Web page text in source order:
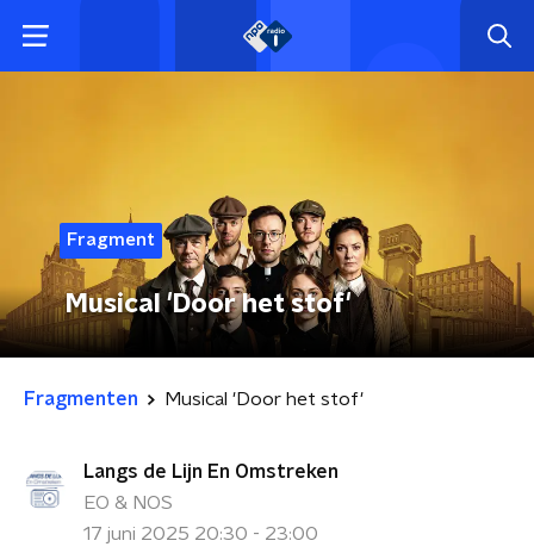
Fragment
Musical 'Door het stof'
Fragmenten Musical 'Door het stof'
Langs de Lijn En Omstreken
EO & NOS
17 juni 2025 20:30 - 23:00